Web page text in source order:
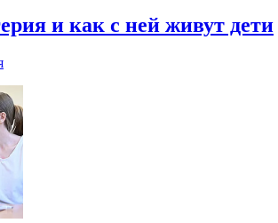
и как с ней живут дети